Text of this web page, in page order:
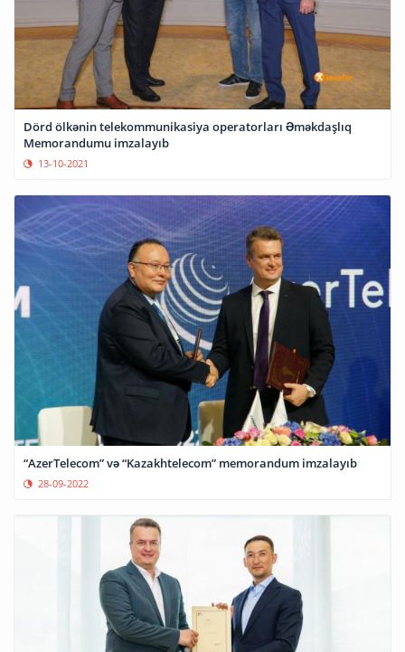
Dörd ölkənin telekommunikasiya operatorları Əməkdaşlıq
Memorandumu imzalayıb
13-10-2021
“AzerTelecom” və “Kazakhtelecom” memorandum imzalayıb
28-09-2022